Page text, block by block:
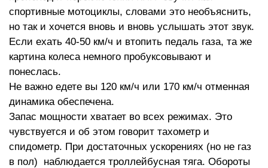
спортивные мотоциклы, словами это необъяснить,
но так и хочется вновь и вновь услышать этот звук.
Если ехать 40-50 км/ч и втопить педаль газа, та же
картина колеса немного пробуксовывают и
понеслась.
Не важно едете вы 120 км/ч или 170 км/ч отменная
динамика обеспечена.
Запас мощности хватает во всех режимах. Это
чувствуется и об этом говорит тахометр и
спидометр. При достаточных ускорениях (но не газ
в пол) наблюдается троллейбусная тяга. Обороты